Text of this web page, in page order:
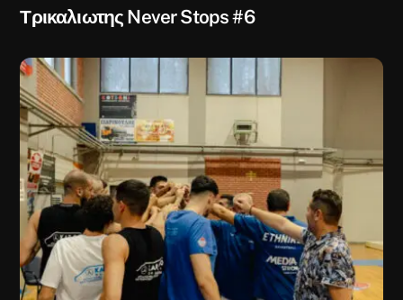
Τρικαλιωτης Never Stops #6